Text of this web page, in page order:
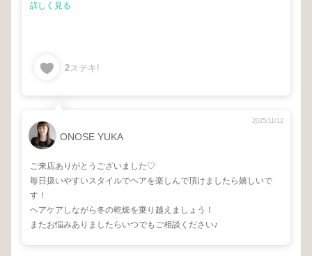
詳しく見る
2ステキ!
ONOSE YUKA
2025/11/12
ご来店ありがとうございました♡
毎日扱いやすいスタイルでヘアを楽しんで頂けましたら嬉しいで
す！
ヘアケアしながら冬の乾燥を乗り越えましょう！
またお悩みありましたらいつでもご相談ください♪